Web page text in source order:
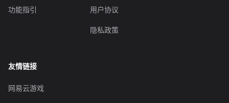
功能指引 用户协议
隐私政策
友情链接
网易云游戏